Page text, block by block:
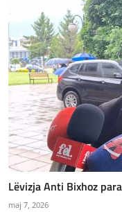
Lëvizja Anti Bixhoz
maj 7, 2026